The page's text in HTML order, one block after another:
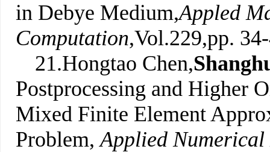
in Debye Medium,Appled
Computation,Vol.229,pp.
21.Hongtao Chen,
Postprocessing and Higher
Mixed Finite Element
Problem,Applied